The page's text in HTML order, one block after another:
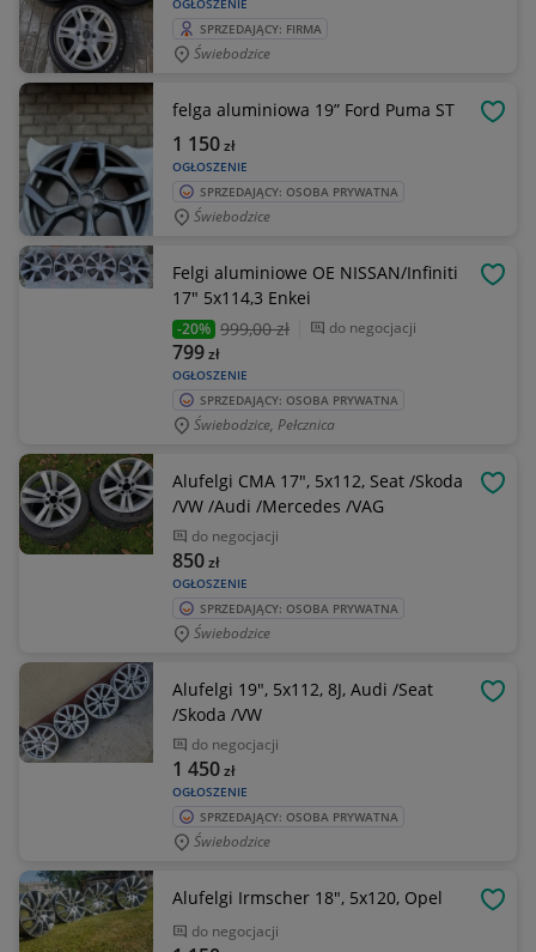
OGŁOSZENIE
SPRZEDAJĄCY: FIRMA
Świebodzice
felga aluminiowa 19” Ford Puma ST
OGŁOSZENIE
1 150zł
SPRZEDAJĄCY: OSOBA PRYWATNA
Świebodzice
Felgi aluminiowe OE NISSAN/Infiniti
17" 5x114,3 Enkei
-20% 999,00 zł do negocjacji
OGŁOSZENIE
799zł
SPRZEDAJĄCY: OSOBA PRYWATNA
Świebodzice, Pełcznica
Alufelgi CMA 17", 5x112, Seat /Skoda
/VW /Audi /Mercedes /VAG
do negocjacji
OGŁOSZENIE
850zł
SPRZEDAJĄCY: OSOBA PRYWATNA
Świebodzice
Alufelgi 19", 5x112, 8J, Audi /Seat
/Skoda /VW
do negocjacji
OGŁOSZENIE
1 450zł
SPRZEDAJĄCY: OSOBA PRYWATNA
Świebodzice
Alufelgi Irmscher 18", 5x120, Opel
do negocjacji